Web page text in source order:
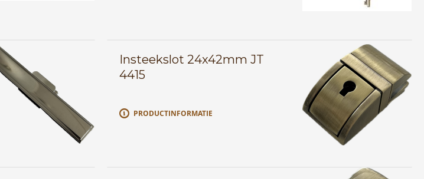
Insteekslot 24x42mm JT
4415
PRODUCTINFORMATIE